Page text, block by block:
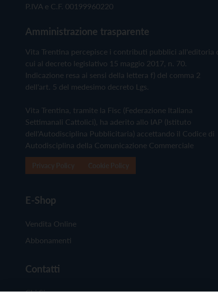
P.IVA e C.F. 00199960220
Amministrazione trasparente
Vita Trentina percepisce i contributi pubblici all'editoria
cui al decreto legislativo 15 maggio 2017, n. 70.
Indicazione resa ai sensi della lettera f) del comma 2
dell'art. 5 del medesimo decreto Lgs.
Vita Trentina, tramite la Fisc (Federazione Italiana
Settimanali Cattolici), ha aderito allo IAP (Istituto
dell'Autodisciplina Pubblicitaria) accettando il Codice di
Autodisciplina della Comunicazione Commerciale
E-Shop
Vendita Online
Abbonamenti
Contatti